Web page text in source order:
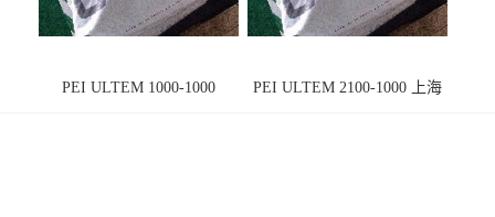
PEI ULTEM 1000-1000
PEI ULTEM 2100-1000 上海